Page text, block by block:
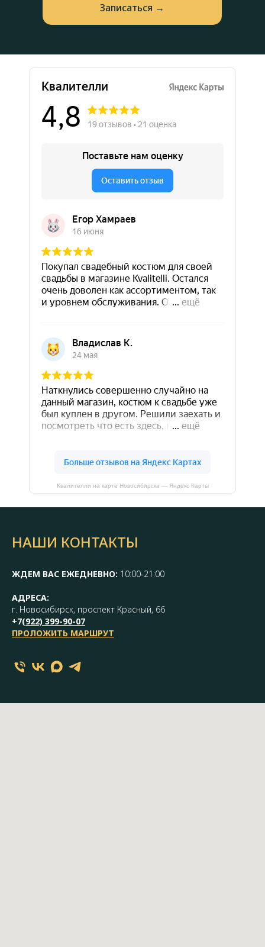
Запиcаться →
Квалителли на карте Новосибирска — Яндекс Карты
НАШИ КОНТАКТЫ
ЖДЕМ ВАС ЕЖЕДНЕВНО: 10:00-21:00
АДРЕСА:
г. Новосибирск, проспект Красный, 66
+7(922) 399-90-07
ПРОЛОЖИТЬ МАРШРУТ